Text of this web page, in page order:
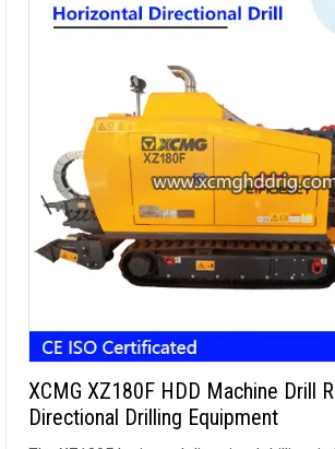
XCMG XZ180F HDD Machine Drill
Directional Drilling Equipment